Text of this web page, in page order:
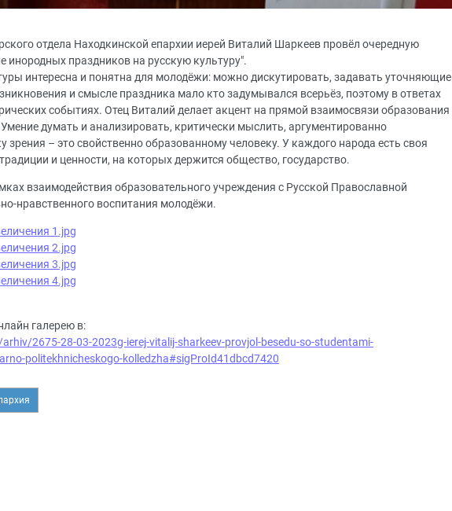
отдела Находкинской епархии иерей Виталий Шаркеев провёл очередную
инородных праздников на русскую культуру".
интересна и понятна для молодёжи: можно дискутировать, задавать уточняющие
и смысле праздника мало кто задумывался всерьёз, поэтому в ответах
событиях. Отец Виталий делает акцент на прямой взаимосвязи образования
думать и анализировать, критически мыслить, аргументированно
зрения – это свойственно образованному человеку. У каждого народа есть своя
и ценности, на которых держится общество, государство.
взаимодействия образовательного учреждения с Русской Православной
нравственного воспитания молодёжи.
галерею в:
2675-28-03-2023g-ierej-vitalij-sharkeev-provjol-besedu-so-studentami-
politekhnicheskogo-kolledzha#sigProId41dbcd7420